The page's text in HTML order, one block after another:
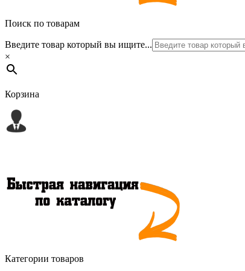
Поиск по товарам
Введите товар который вы ищите...
×
Корзина
Категории товаров